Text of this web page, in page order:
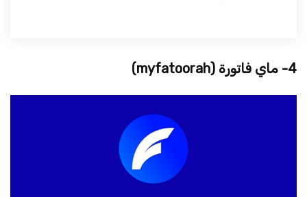
4- ماي فاتورة (myfatoorah)